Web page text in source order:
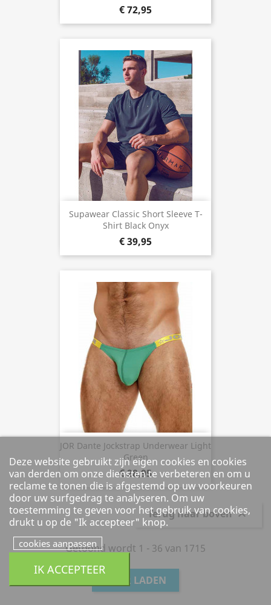
€ 72,95
Supawear Classic Short Sleeve T-
Shirt Black Onyx
€ 39,95
JOR Dante Jockstrap Underwear Light
Green
€ 28,95
Terug naar boven
Getoond wordt 1 - 36 van 1715
MEER LADEN
Deze website gebruikt zijn eigen cookies en cookies
van derden om onze diensten te verbeteren en om u
reclame te tonen die is afgestemd op uw voorkeuren
door uw surfgedrag te analyseren. Om uw
toestemming te geven voor het gebruik van cookies,
drukt u op de "Ik accepteer" knop.
cookies aanpassen
IK ACCEPTEER